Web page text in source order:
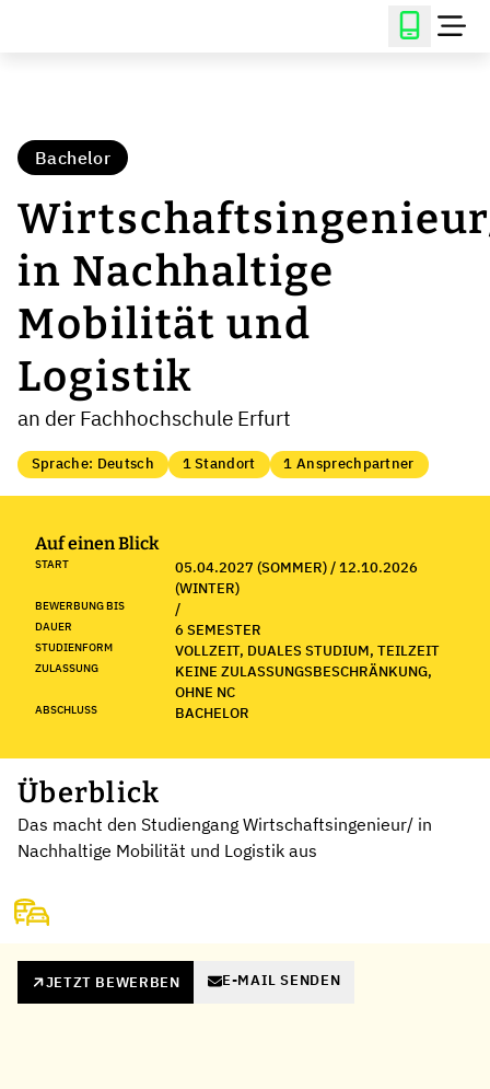
Bachelor
in Nachhaltige
Mobilität und
Logistik
an der Fachhochschule Erfurt
Sprache: Deutsch 1 Standort 1 Ansprechpartner
Auf einen Blick
START
05.04.2027 (SOMMER) / 12.10.2026
(WINTER)
BEWERBUNG BIS /
DAUER 6 SEMESTER
STUDIENFORM VOLLZEIT, DUALES STUDIUM, TEILZEIT
ZULASSUNG
KEINE ZULASSUNGSBESCHRÄNKUNG,
OHNE NC
ABSCHLUSS BACHELOR
Überblick
Das macht den Studiengang Wirtschaftsingenieur/ in
Nachhaltige Mobilität und Logistik aus
JETZT BEWERBEN E-MAIL SENDEN